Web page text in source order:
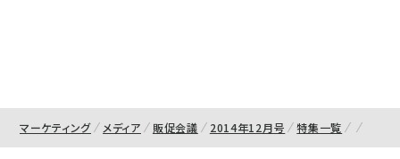
マーケティング メディア 販促会議 2014年12月号 特集一覧